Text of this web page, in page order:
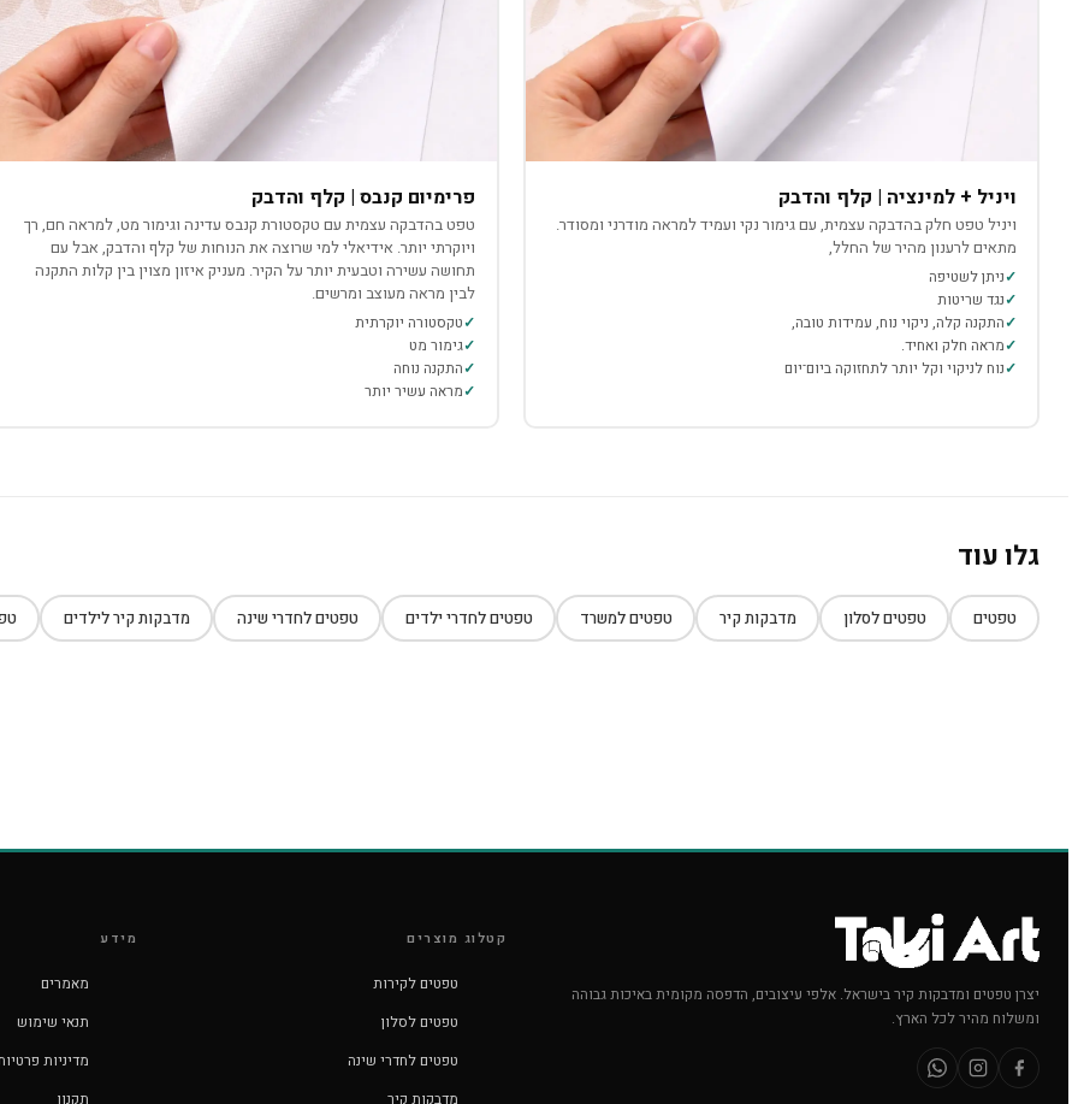
ויניל + למינציה | קלף והדבק
ויניל טפט חלק בהדבקה עצמית, עם גימור נקי ועמיד למראה מודרני ומסודר.
מתאים לרענון מהיר של החלל,
ניתן לשטיפה
נגד שריטות
התקנה קלה, ניקוי נוח, עמידות טובה,
מראה חלק ואחיד.
נוח לניקוי וקל יותר לתחזוקה ביום־יום
פרימיום קנבס | קלף והדבק
טפט בהדבקה עצמית עם טקסטורת קנבס עדינה וגימור מט, למראה חם, רך
ויוקרתי יותר. אידיאלי למי שרוצה את הנוחות של קלף והדבק, אבל עם
תחושה עשירה וטבעית יותר על הקיר. מעניק איזון מצוין בין קלות התקנה
לבין מראה מעוצב ומרשים.
טקסטורה יוקרתית
גימור מט
התקנה נוחה
מראה עשיר יותר
גלו עוד
טפטים טפטים לסלון מדבקות קיר טפטים למשרד טפטים לחדרי ילדים טפטים לחדרי שינה מדבקות קיר לילדים
יצרן טפטים ומדבקות קיר בישראל. אלפי עיצובים, הדפסה מקומית באיכות גבוהה
ומשלוח מהיר לכל הארץ.
קטלוג מוצרים
טפטים לקירות
טפטים לסלון
טפטים לחדרי שינה
מדבקות קיר
מידע
מאמרים
תנאי שימוש
מדיניות
תקנון